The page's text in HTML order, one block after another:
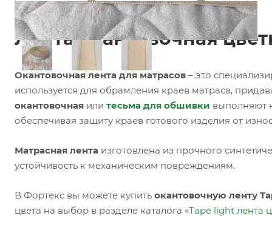
Лента окантовочная
Окантовочная лента для матрасов – это
используется для обрамления краев матраса,
окантовочная или тесьма для обшивки выполняют
обеспечивая защиту краев готового изделия от
Матрасная лента изготовлена из прочного
устойчивость к механическим повреждениям.
В Фортекс вы можете купить окантовочную ленту
цвета на выбор в разделе каталога «Tape light лента